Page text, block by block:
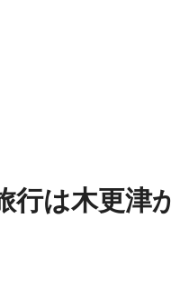
行は木更津